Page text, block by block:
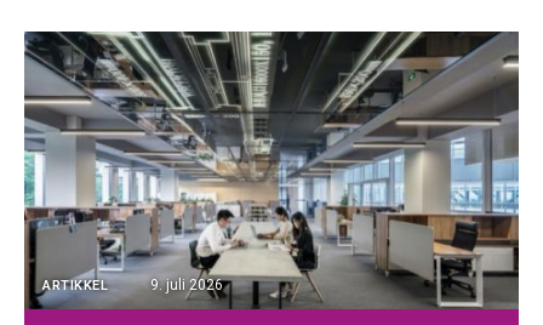
ARTIKKEL 9. juli 2026